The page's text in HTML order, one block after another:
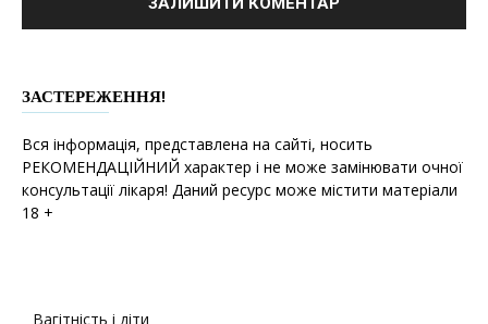
ЗАСТЕРЕЖЕННЯ!
Вся інформація, представлена на сайті, носить
РЕКОМЕНДАЦІЙНИЙ характер і не може замінювати очної
консультації лікаря! Даний ресурс може містити матеріали
18 +
Вагітність і діти